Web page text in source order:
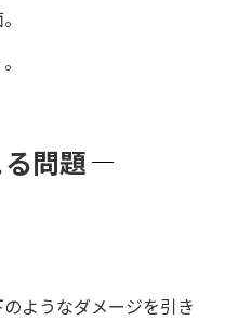
問題
ようなダメージを引き